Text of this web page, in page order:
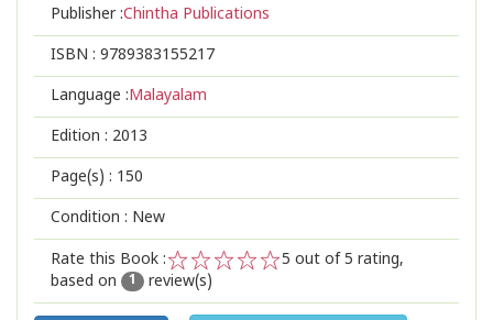
Publisher :Chintha Publications
ISBN : 9789383155217
Language :Malayalam
Edition : 2013
Page(s) : 150
Condition : New
Rate this Book :
2
1
5 out of 5 rating,
based on
1 review(s)